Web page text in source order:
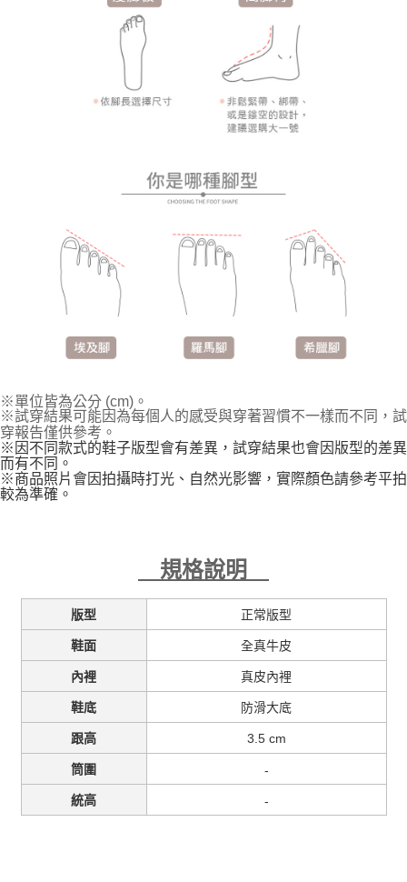
※單位皆為公分 (cm)。
※試穿結果可能因為每個人的感受與穿著習慣不一樣而不同，試
穿報告僅供參考。
※因不同款式的鞋子版型會有差異，試穿結果也會因版型的差異
而有不同。
※商品照片會因拍攝時打光、自然光影響，實際顏色請參考平拍
較為準確。
規格說明
版型 正常版型
鞋面 全真牛皮
內裡 真皮內裡
鞋底 防滑大底
跟高 3.5 cm
筒圍 -
統高 -